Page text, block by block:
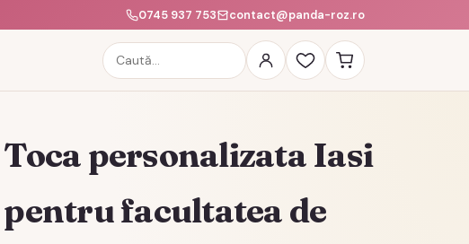
0745 937 753 contact@panda-roz.ro
Caută
produse
Toca personalizata Iasi
pentru facultatea de